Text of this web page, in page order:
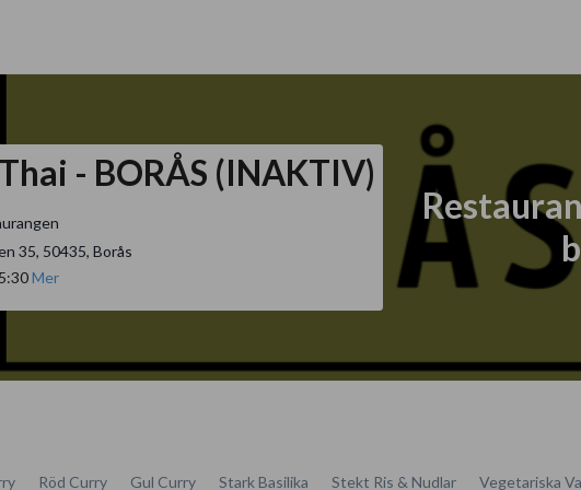
- BORÅS (INAKTIV)
35, 50435, Borås
Mer
Röd Curry Gul Curry Stark Basilika Stekt Ris & Nudlar Vegetariska